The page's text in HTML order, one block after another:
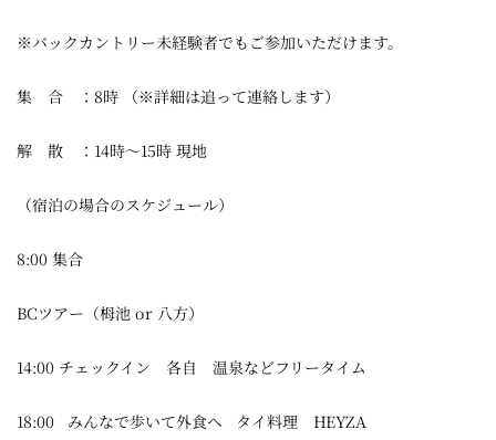
※バックカントリー未経験者でもご参加いただけます。
集 合 ：8時 （※詳細は追って連絡します）
解 散 ：14時～15時 現地
（宿泊の場合のスケジュール）
8:00 集合
BCツアー（栂池 or 八方）
14:00 チェックイン 各自 温泉などフリータイム
18:00 みんなで歩いて外食へ タイ料理HEYZA